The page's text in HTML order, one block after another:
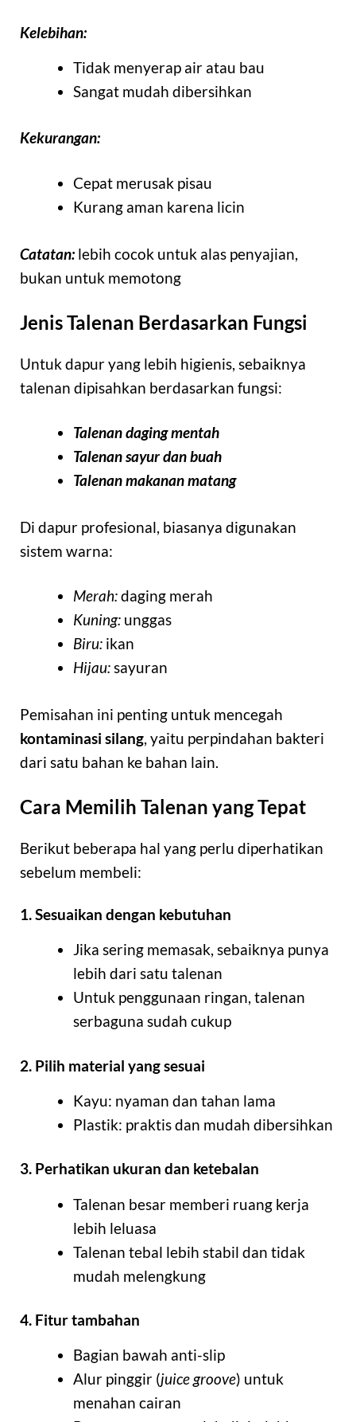
Kelebihan:
Tidak menyerap air atau bau
Sangat mudah dibersihkan
Kekurangan:
Cepat merusak pisau
Kurang aman karena licin
Catatan: lebih cocok untuk alas penyajian,
bukan untuk memotong
Jenis Talenan Berdasarkan Fungsi
Untuk dapur yang lebih higienis, sebaiknya
talenan dipisahkan berdasarkan fungsi:
Talenan daging mentah
Talenan sayur dan buah
Talenan makanan matang
Di dapur profesional, biasanya digunakan
sistem warna:
Merah:daging merah
Kuning:unggas
Biru:ikan
Hijau:sayuran
Pemisahan ini penting untuk mencegah
kontaminasi silang, yaitu perpindahan bakteri
dari satu bahan ke bahan lain.
Cara Memilih Talenan yang Tepat
Berikut beberapa hal yang perlu diperhatikan
sebelum membeli:
1. Sesuaikan dengan kebutuhan
Jika sering memasak, sebaiknya punya
lebih dari satu talenan
Untuk penggunaan ringan, talenan
serbaguna sudah cukup
2. Pilih material yang sesuai
Kayu: nyaman dan tahan lama
Plastik: praktis dan mudah dibersihkan
3. Perhatikan ukuran dan ketebalan
Talenan besar memberi ruang kerja
lebih leluasa
Talenan tebal lebih stabil dan tidak
mudah melengkung
4. Fitur tambahan
Bagian bawah anti-slip
Alur pinggir (juice groove) untuk
menahan cairan